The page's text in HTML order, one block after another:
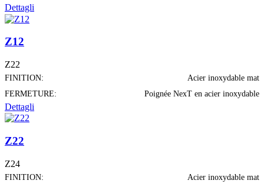
Dettagli
Z12
Z22
FINITION:
Acier inoxydable mat
FERMETURE:
Poignée NexT en acier inoxydable
Dettagli
Z22
Z24
FINITION:
Acier inoxydable mat